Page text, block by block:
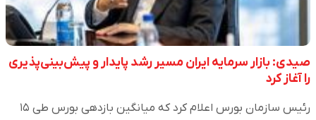
صیدی: بازار سرمایه ایران مسیر رشد پایدار و پیش‌بینی‌پذیری
را آغاز کرد
رئیس سازمان بورس اعلام کرد که میانگین بازدهی بورس طی ۱۵